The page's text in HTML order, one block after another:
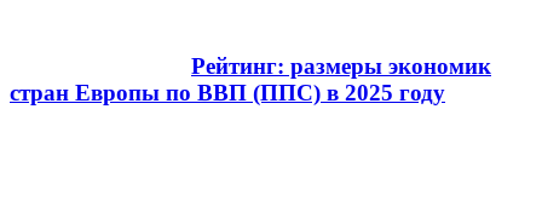
Рейтинг: размеры экономик
стран Европы по ВВП (ППС) в 2025 году